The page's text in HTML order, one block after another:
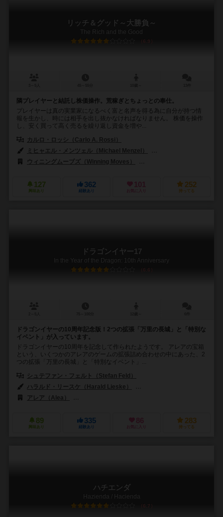
リッチ＆グッド～大勝負～
The Rich and the Good
6.9
隣プレイヤーと結託し株価操作。荒稼ぎとちょっとの奉仕。
プレイヤーは真の実業家になるべく富と名声を得る為に自分が持つ情
報を生かし、時には相手を出し抜かなければなりません。 株価を操作
し、安く買って高く売るを繰り返し資金を増や...
カルロ・ロッシ（Carlo A. Rossi）
ミヒャエル・メンツェル（Michael Menzel）
ウィニングムーブズ（Winning Moves）
127
興味あり
362
経験あり
101
お気に入り
252
持ってる
ドラゴンイヤー17
In the Year of the Dragon: 10th Anniversary
6.6
ドラゴンイヤーの10周年記念版！2つの拡張「万里の長城」と「特別な
イベント」が入っています。
ドラゴンイヤーの10周年を記念して作られたようです。 アレアの宝箱
という、いくつかのアレアのゲームの拡張詰め合わせの中にあった、2
つの拡張「万里の長城」と「特別なイベント」...
シュテファン・フェルト（Stefan Feld）
ハラルド・リースケ（Harald Lieske）
アレア（Alea）
89
興味あり
335
経験あり
86
お気に入り
283
持ってる
ハチエンダ
Hazienda / Hacienda
6.7